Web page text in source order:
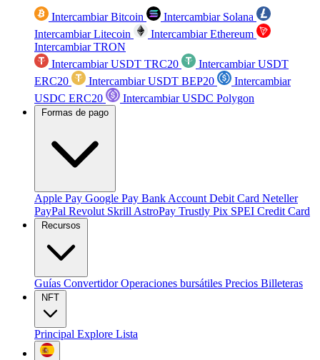
Intercambiar Bitcoin
Intercambiar Solana
Intercambiar Litecoin
Intercambiar Ethereum
Intercambiar TRON
Intercambiar USDT TRC20
Intercambiar USDT
ERC20
Intercambiar USDT BEP20
Intercambiar
USDC ERC20
Intercambiar USDC Polygon
Formas de pago
Apple Pay Google Pay Bank Account Debit Card Neteller
PayPal Revolut Skrill AstroPay Trustly Pix SPEI Credit Card
Recursos
Guías ConvertidorOperaciones bursátiles Precios Billeteras
NFT
Principal Explore Lista